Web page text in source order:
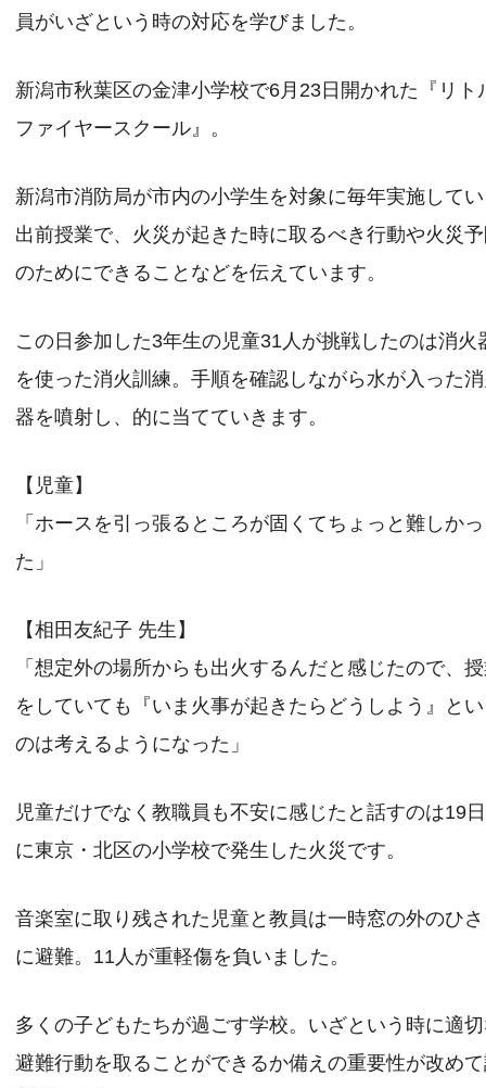
員がいざという時の対応を学びました。
新潟市秋葉区の金津小学校で6月23日開かれた『リト
ファイヤースクール』。
新潟市消防局が市内の小学生を対象に毎年実施して
出前授業で、火災が起きた時に取るべき行動や火災
のためにできることなどを伝えています。
この日参加した3年生の児童31人が挑戦したのは消火
を使った消火訓練。手順を確認しながら水が入った
器を噴射し、的に当てていきます。
【児童】
「ホースを引っ張るところが固くてちょっと難しかっ
た」
【相田友紀子 先生】
「想定外の場所からも出火するんだと感じたので、
をしていても『いま火事が起きたらどうしよう』と
のは考えるようになった」
児童だけでなく教職員も不安に感じたと話すのは19日
に東京・北区の小学校で発生した火災です。
音楽室に取り残された児童と教員は一時窓の外のひ
に避難。11人が重軽傷を負いました。
多くの子どもたちが過ごす学校。いざという時に適
避難行動を取ることができるか備えの重要性が改め